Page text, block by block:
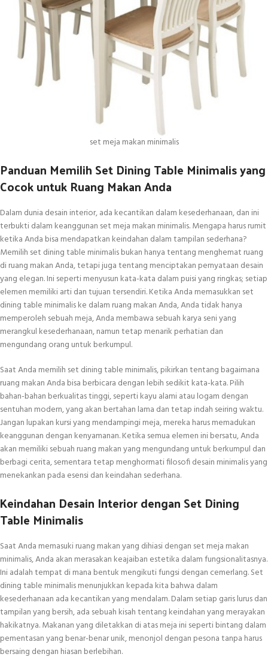
set meja makan minimalis
Panduan Memilih Set Dining Table Minimalis yang
Cocok untuk Ruang Makan Anda
Dalam dunia desain interior, ada kecantikan dalam kesederhanaan, dan ini
terbukti dalam keanggunan set meja makan minimalis. Mengapa harus rumit
ketika Anda bisa mendapatkan keindahan dalam tampilan sederhana?
Memilih set dining table minimalis bukan hanya tentang menghemat ruang
di ruang makan Anda, tetapi juga tentang menciptakan pernyataan desain
yang elegan. Ini seperti menyusun kata-kata dalam puisi yang ringkas; setiap
elemen memiliki arti dan tujuan tersendiri. Ketika Anda memasukkan set
dining table minimalis ke dalam ruang makan Anda, Anda tidak hanya
memperoleh sebuah meja, Anda membawa sebuah karya seni yang
merangkul kesederhanaan, namun tetap menarik perhatian dan
mengundang orang untuk berkumpul.
Saat Anda memilih set dining table minimalis, pikirkan tentang bagaimana
ruang makan Anda bisa berbicara dengan lebih sedikit kata-kata. Pilih
bahan-bahan berkualitas tinggi, seperti kayu alami atau logam dengan
sentuhan modern, yang akan bertahan lama dan tetap indah seiring waktu.
Jangan lupakan kursi yang mendampingi meja, mereka harus memadukan
keanggunan dengan kenyamanan. Ketika semua elemen ini bersatu, Anda
akan memiliki sebuah ruang makan yang mengundang untuk berkumpul dan
berbagi cerita, sementara tetap menghormati filosofi desain minimalis yang
menekankan pada esensi dan keindahan sederhana.
Keindahan Desain Interior dengan Set Dining
Table Minimalis
Saat Anda memasuki ruang makan yang dihiasi dengan set meja makan
minimalis, Anda akan merasakan keajaiban estetika dalam fungsionalitasnya.
Ini adalah tempat di mana bentuk mengikuti fungsi dengan cemerlang. Set
dining table minimalis menunjukkan kepada kita bahwa dalam
kesederhanaan ada kecantikan yang mendalam. Dalam setiap garis lurus dan
tampilan yang bersih, ada sebuah kisah tentang keindahan yang merayakan
hakikatnya. Makanan yang diletakkan di atas meja ini seperti bintang dalam
pementasan yang benar-benar unik, menonjol dengan pesona tanpa harus
bersaing dengan hiasan berlebihan.